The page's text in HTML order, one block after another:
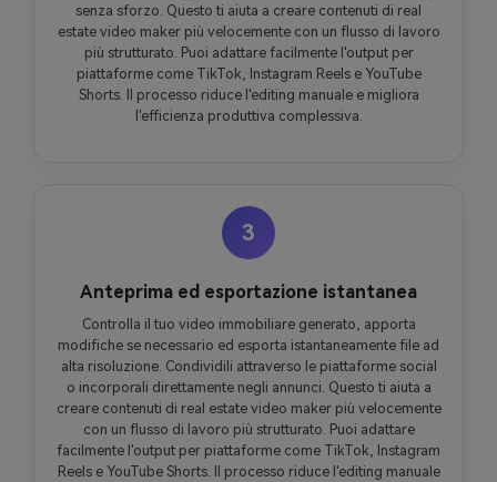
senza sforzo. Questo ti aiuta a creare contenuti di real
estate video maker più velocemente con un flusso di lavoro
più strutturato. Puoi adattare facilmente l'output per
piattaforme come TikTok, Instagram Reels e YouTube
Shorts. Il processo riduce l'editing manuale e migliora
l'efficienza produttiva complessiva.
3
Anteprima ed esportazione istantanea
Controlla il tuo video immobiliare generato, apporta
modifiche se necessario ed esporta istantaneamente file ad
alta risoluzione. Condividili attraverso le piattaforme social
o incorporali direttamente negli annunci. Questo ti aiuta a
creare contenuti di real estate video maker più velocemente
con un flusso di lavoro più strutturato. Puoi adattare
facilmente l'output per piattaforme come TikTok, Instagram
Reels e YouTube Shorts. Il processo riduce l'editing manuale